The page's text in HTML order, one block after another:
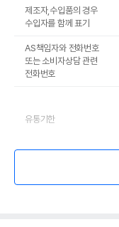
제조자,수입품의 경우
수입자를 함께 표기
AS책임자와 전화번호
또는 소비자상담 관련
전화번호
유통기한